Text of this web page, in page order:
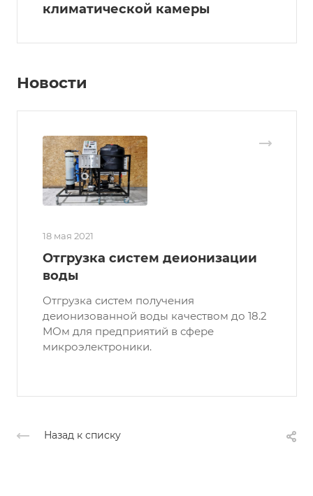
климатической камеры
Новости
18 мая 2021
Отгрузка систем деионизации
воды
Отгрузка систем получения
деионизованной воды качеством до 18.2
МОм для предприятий в сфере
микроэлектроники.
Назад к списку